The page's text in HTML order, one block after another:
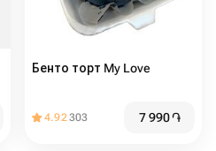
Бенто торт My Love
4.92303 7 990֏